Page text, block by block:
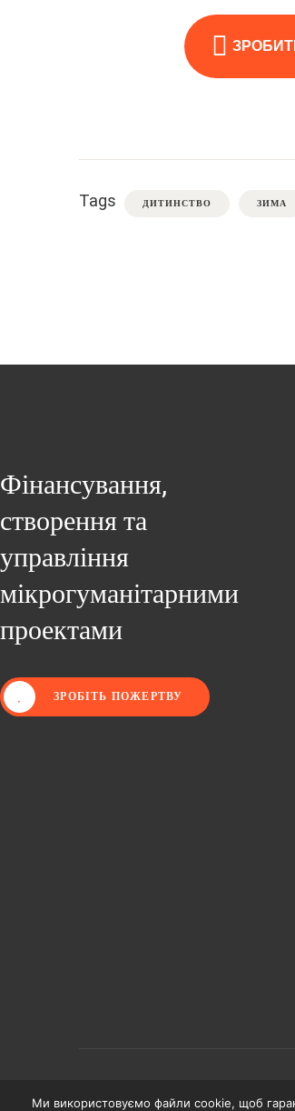
Tags ДИТИНСТВО ЗИМА
Фінансування,
створення та
управління
мікрогуманітарними
проектами
ЗРОБІТЬ ПОЖЕРТВУ
© Команда малих проектів - 2024
Ми використовуємо файли cookie, щоб